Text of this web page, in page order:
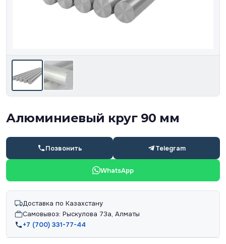
Алюминиевый круг 90 мм
Позвонить Telegram
WhatsApp
Доставка по Казахстану
Самовывоз: Рыскулова 73а, Алматы
+7 (700) 331-77-44